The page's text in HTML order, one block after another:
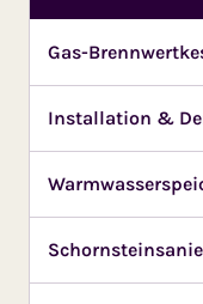
Gas-
Installation &